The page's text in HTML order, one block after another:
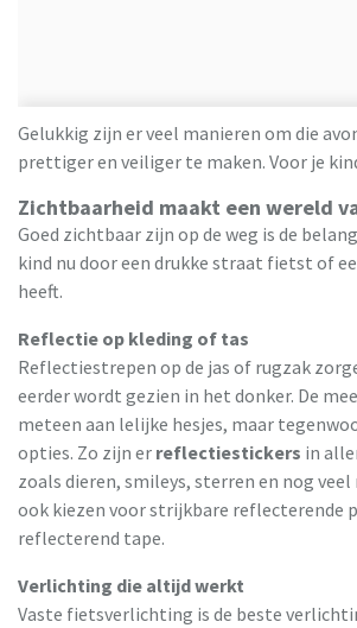
Gelukkig zijn er veel manieren om die
prettiger en veiliger te maken. Voor je
Zichtbaarheid maakt een wereld
Goed zichtbaar zijn op de weg is de
kind nu door een drukke straat fietst of
heeft.
Reflectie op kleding of tas
Reflectiestrepen op de jas of rugzak
eerder wordt gezien in het donker. De
meteen aan lelijke hesjes, maar
opties. Zo zijn er reflectiestickers in
zoals dieren, smileys, sterren en nog veel
ook kiezen voor strijkbare reflecterende
reflecterend tape.
Verlichting die altijd werkt
Vaste fietsverlichting is de beste